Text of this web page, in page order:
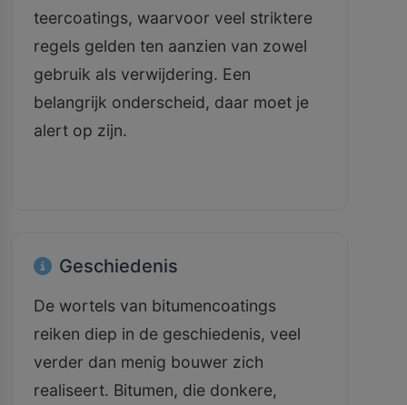
teercoatings, waarvoor veel striktere
regels gelden ten aanzien van zowel
gebruik als verwijdering. Een
belangrijk onderscheid, daar moet je
alert op zijn.
Geschiedenis
De wortels van bitumencoatings
reiken diep in de geschiedenis, veel
verder dan menig bouwer zich
realiseert. Bitumen, die donkere,